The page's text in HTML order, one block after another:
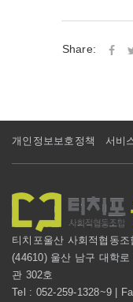
Share:
개인정보보호정책 서비
티치포울산 사회적협동
(44610) 울산 남구 대학
관 302호
Tel : 052-259-1328~9 |